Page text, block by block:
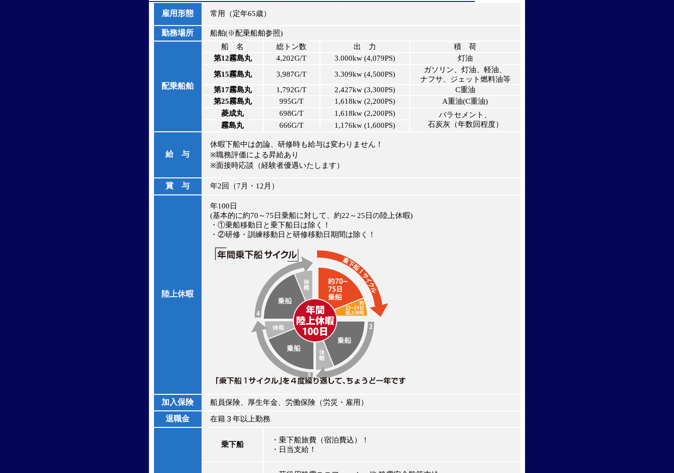
雇用形態 常用（定年65歳）
勤務場所 船舶(※配乗船舶参照)
配乗船舶
船 名 総トン数 出 力
積 荷
第12霧島丸
4,202G/T 3.000kw (4,079PS)
灯油
第15霧島丸
3,987G/T 3.309kw (4,500PS)
ガソリン、灯油、軽油、
ナフサ、ジェット燃料油等
第17霧島丸
1,792G/T 2,427kw (3,300PS)
C重油
第25霧島丸
995G/T 1,618kw (2,200PS)
A重油(C重油)
菱成丸
698G/T 1,618kw (2,200PS)
バラセメント、
石炭灰（年数回程度）
霧島丸 666G/T 1,176kw (1,600PS)
給 与
休暇下船中は勿論、研修時も給与は変わりません！
※職務評価による昇給あり
※面接時応談（経験者優遇いたします）
賞 与 年2回（7月・12月）
陸上休暇
年100日
(基本的に約70～75日乗船に対して、約22～25日の陸上休暇)
・①乗船移動日と乗下船日は除く！
・②研修・訓練移動日と研修移動日期間は除く！
加入保険 船員保険、厚生年金、労働保険（労災・雇用）
退職金 在籍３年以上勤務
乗下船
・乗下船旅費（宿泊費込）！
・日当支給！